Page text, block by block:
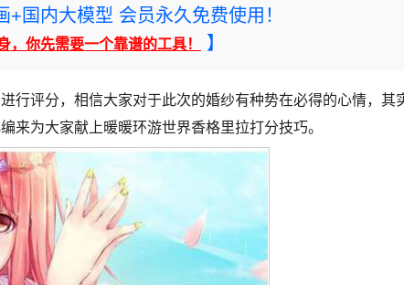
国内大模型 会员永久免费使用！
，你先需要一个靠谱的工具！ 】
行评分，相信大家对于此次的婚纱有种势在必得的心情，其
来为大家献上暖暖环游世界香格里拉打分技巧。